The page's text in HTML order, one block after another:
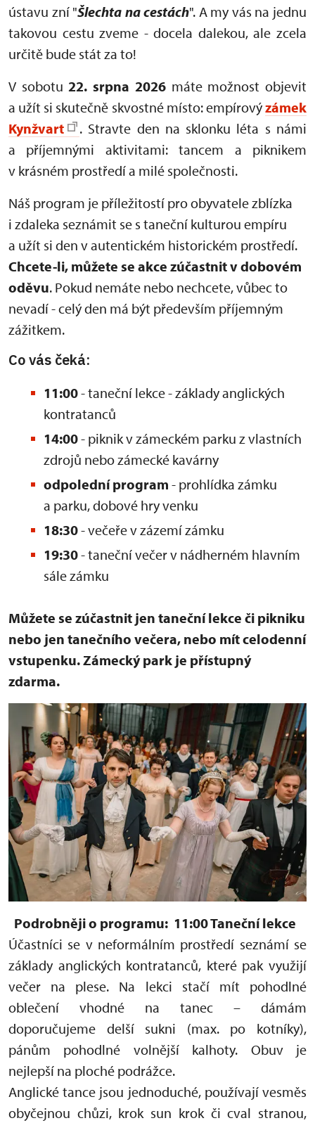
ústavu zní "Šlechta na cestách". A my vás na jednu
takovou cestu zveme - docela dalekou, ale zcela
určitě bude stát za to!
V sobotu 22. srpna 2026máte možnost objevit
a užít si skutečně skvostné místo: empírovýzámek
Kynžvart
. Stravte den na sklonku léta s námi
a příjemnými aktivitami: tancem a piknikem
v krásném prostředí a milé společnosti.
Náš program je příležitostí pro obyvatele zblízka
i zdaleka seznámit se s taneční kulturou empíru
a užít si den v autentickém historickém prostředí.
Chcete-li, můžete se akce zúčastnit v dobovém
oděvu. Pokud nemáte nebo nechcete, vůbec to
nevadí - celý den má být především příjemným
zážitkem.
Co vás čeká:
11:00- taneční lekce - základy anglických
kontratanců
14:00- piknik v zámeckém parku z vlastních
zdrojů nebo zámecké kavárny
odpolední program - prohlídka zámku
a parku, dobové hry venku
18:30- večeře v zázemí zámku
19:30- taneční večer v nádherném hlavním
sále zámku
Můžete se zúčastnit jen taneční lekce či pikniku
nebo jen tanečního večera, nebo mít celodenní
vstupenku. Zámecký park je přístupný
zdarma.
Podrobněji o programu: 11:00 Taneční lekce
Účastníci se v neformálním prostředí seznámí se
základy anglických kontratanců, které pak využijí
večer na plese. Na lekci stačí mít pohodlné
oblečení vhodné na tanec – dámám
doporučujeme delší sukni (max. po kotníky),
pánům pohodlné volnější kalhoty. Obuv je
nejlepší na ploché podrážce.
Anglické tance jsou jednoduché, používají vesměs
obyčejnou chůzi, krok sun krok či cval stranou,